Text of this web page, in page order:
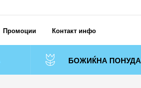
Промоции Контакт инфо
БОЖИЌНА ПОНУДА